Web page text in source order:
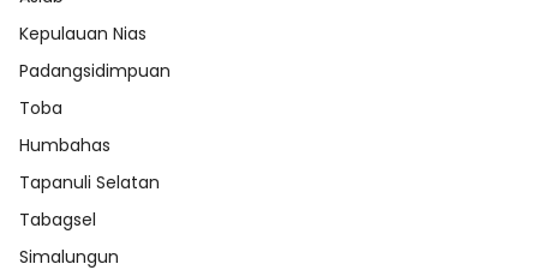
Kepulauan Nias
Padangsidimpuan
Toba
Humbahas
Tapanuli Selatan
Tabagsel
Simalungun